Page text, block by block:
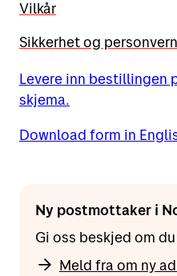
dokumentasjon på
som verge har. I
deg når du leverer
Les mer om
Vilkår
Sikkerhet og personvern
Levere inn bestillingen
skjema.
Download form in
Ny postmottaker i
Gi oss beskjed om
Meld fra om ny